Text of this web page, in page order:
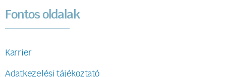
Fontos oldalak
Karrier
Adatkezelési tájékoztató